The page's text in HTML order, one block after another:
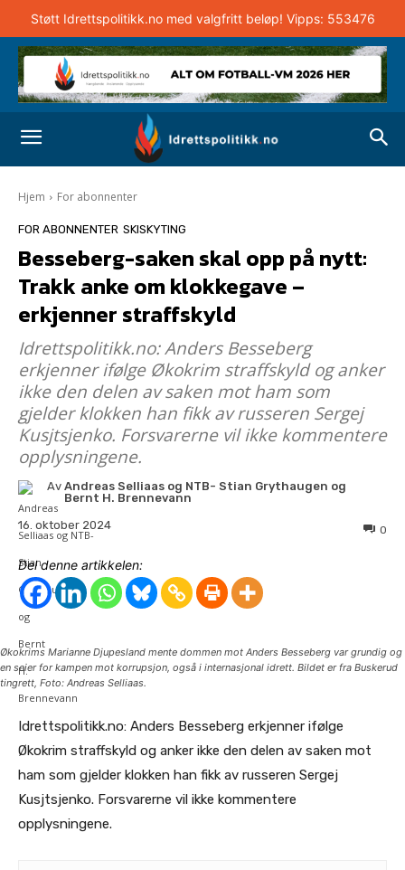
Støtt Idrettspolitikk.no med valgfritt beløp! Vipps: 553476
Hjem For abonnenter
FOR ABONNENTER SKISKYTING
Besseberg-saken skal opp på nytt:
Trakk anke om klokkegave –
erkjenner straffskyld
Idrettspolitikk.no: Anders Besseberg
erkjenner ifølge Økokrim straffskyld og anker
ikke den delen av saken mot ham som
gjelder klokken han fikk av russeren Sergej
Kusjtsjenko. Forsvarerne vil ikke kommentere
opplysningene.
Av Andreas Selliaas og NTB- Stian Grythaugen og
Bernt H. Brennevann
16. oktober 2024 0
Del denne artikkelen:
Økokrims Marianne Djupesland mente dommen mot Anders Besseberg var grundig og
en seier for kampen mot korrupsjon, også i internasjonal idrett. Bildet er fra Buskerud
tingrett, Foto: Andreas Selliaas.
Idrettspolitikk.no: Anders Besseberg erkjenner ifølge
Økokrim straffskyld og anker ikke den delen av saken mot
ham som gjelder klokken han fikk av russeren Sergej
Kusjtsjenko. Forsvarerne vil ikke kommentere
opplysningene.